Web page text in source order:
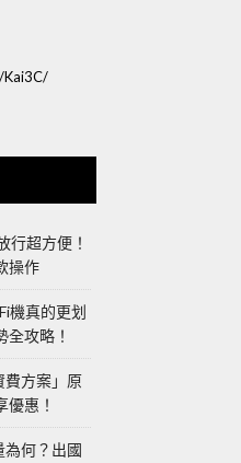
行超方便！
操作
機真的更划
攻略！
費方案」原
惠！
為何？出國